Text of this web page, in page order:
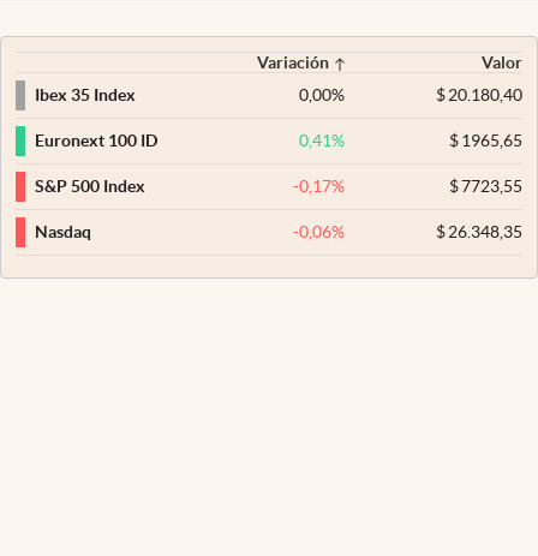
Variación
Valor
Ibex 35 Index
0,00% $20.180,40
Euronext 100 ID 0,41% $1965,65
S&P 500 Index -0,17% $7723,55
Nasdaq -0,06% $26.348,35